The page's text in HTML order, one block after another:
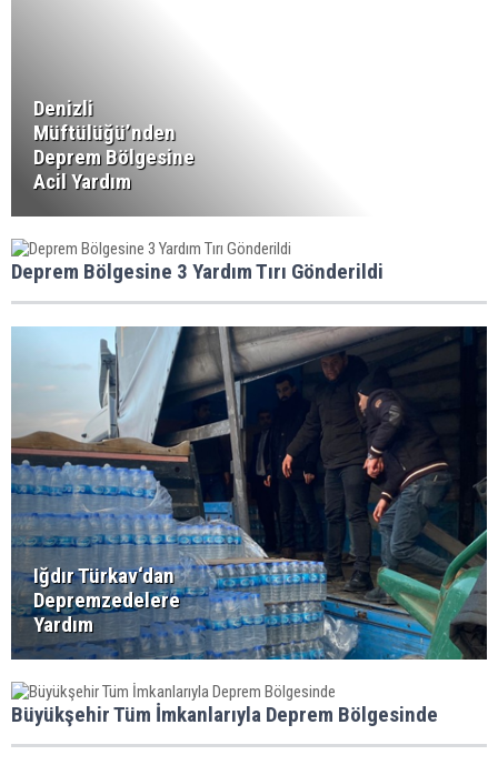
Denizli
Müftülüğü’nden
Deprem Bölgesine
Acil Yardım
Deprem Bölgesine 3 Yardım Tırı Gönderildi
Iğdır Türkav‘dan
Depremzedelere
Yardım
Büyükşehir Tüm İmkanlarıyla Deprem Bölgesinde